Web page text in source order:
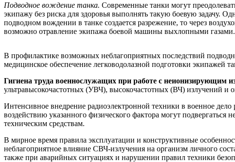
Подводное вождение танка. Современные танки могут
экипажу без риска для здоровья выполнять такую боевую задачу.
подводном вождении в танке создается разрежение, то через
возможно отравление экипажа боевой машины выхлопными
В профилактике возможных неблагоприятных последствий
медицинское обеспечение легководолазной подготовки экипажей
Гигиена труда военнослужащих при работе с неионизирующим
ультравысокочастотных (УВЧ), высокочастотных (ВЧ) излучений и
Интенсивное внедрение радиоэлектронной техники в военное
воздействию указанного физического фактора могут
техническим средствам.
В мирное время правила эксплуатации и конструктивные
неблагоприятное влияние СВЧ-излучения на организм личного
также при аварийных ситуациях и нарушении правил техники